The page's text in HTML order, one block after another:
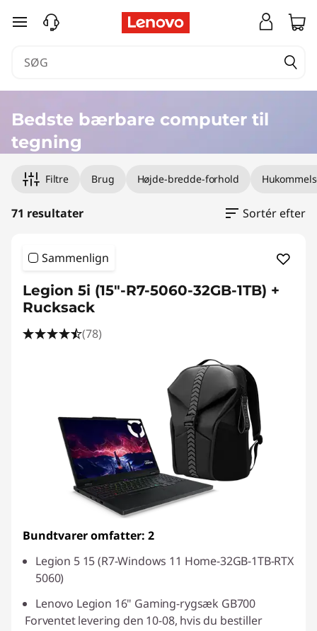
Bspring til hovedindhold
Bedste bærbare computer til
tegning
Filtre Brug Højde-bredde-forhold
71 resultater Sortér efter
Sammenlign
Legion 5i (15"-R7-5060-32GB-1TB) +
Rucksack
(78)
Bundtvarer omfatter: 2
Legion 5 15 (R7-Windows 11 Home-32GB-1TB-RTX
5060)
Lenovo Legion 16" Gaming-rygsæk GB700
Forventet levering den 10-08, hvis du bestiller